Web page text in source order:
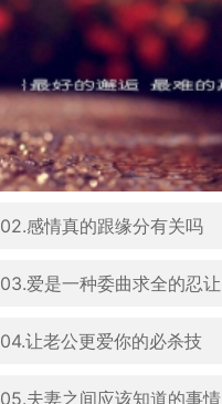
02.感情真的跟缘分有关吗
03.爱是一种委曲求全的忍让
04.让老公更爱你的必杀技
05.夫妻之间应该知道的事情